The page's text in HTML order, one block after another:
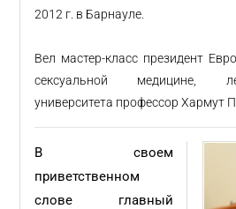
2012 г. в Барнауле.
Вел мастер-класс президент
сексуальной медицине,
университета профессор Хармут
В своем
приветственном
слове главный